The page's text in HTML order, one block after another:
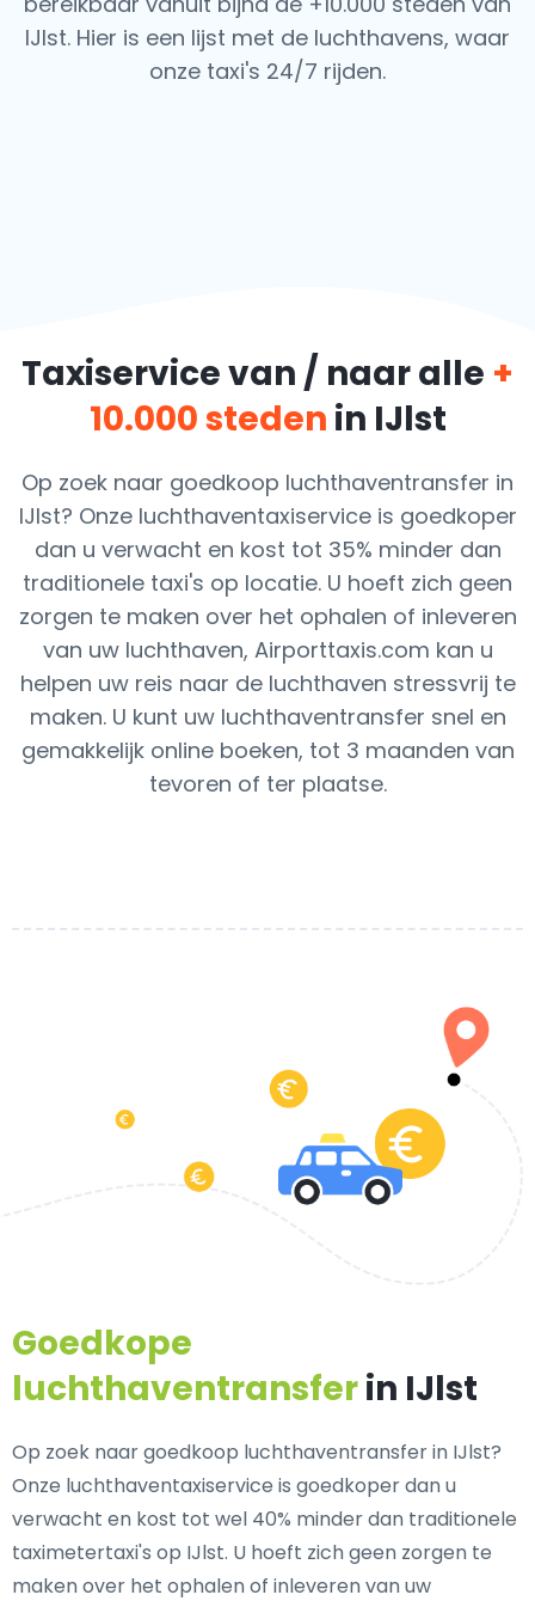
IJlst. Hier is een lijst met de luchthavens, waar
onze taxi's 24/7 rijden.
Taxiservice van / naar alle +
10.000 steden in IJlst
Op zoek naar goedkoop luchthaventransfer in
IJlst? Onze luchthaventaxiservice is goedkoper
dan u verwacht en kost tot 35% minder dan
traditionele taxi's op locatie. U hoeft zich geen
zorgen te maken over het ophalen of inleveren
van uw luchthaven, Airporttaxis.com kan u
helpen uw reis naar de luchthaven stressvrij te
maken. U kunt uw luchthaventransfer snel en
gemakkelijk online boeken, tot 3 maanden van
tevoren of ter plaatse.
Goedkope
luchthaventransferin IJlst
Op zoek naar goedkoop luchthaventransfer in IJlst?
Onze luchthaventaxiservice is goedkoper dan u
verwacht en kost tot wel 40% minder dan traditionele
taximetertaxi's op IJlst. U hoeft zich geen zorgen te
maken over het ophalen of inleveren van uw